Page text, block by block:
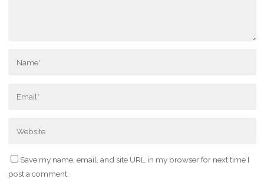
Save my name, email, and site URL in my browser for next time I
post a comment.